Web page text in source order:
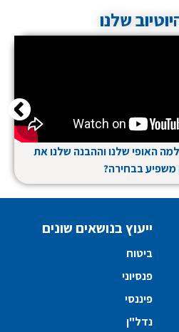
שלנו
האופי שלנו וההבנה שלנו את
משפיע בבחירה?
ייעוץ בנושאים שונים
ביטוח
פנסיוני
פיננסי
נדל"ן